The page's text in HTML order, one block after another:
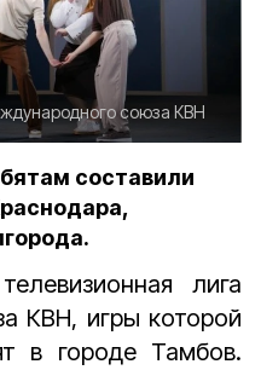
союза КВН
составили
лига
КВН, игры которой
в городе Тамбов.